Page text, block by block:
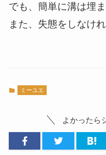
でも、簡単に溝は埋
また、失態をしなけ
ミーユエ
よかったら